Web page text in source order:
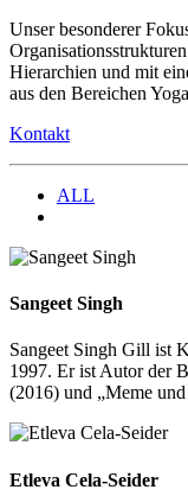
Unser besonderer
Hierarchien und mit
aus den Bereichen
Kontakt
ALL
Sangeet Singh
Sangeet Singh Gill ist
1997. Er ist Autor der
(2016) und „Meme
Etleva Cela-Seider